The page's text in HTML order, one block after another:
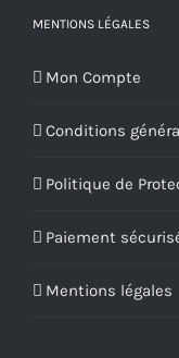
MENTIONS LÉGALES
Mon Compte
Conditions
Politique de
Paiement
Mentions légales